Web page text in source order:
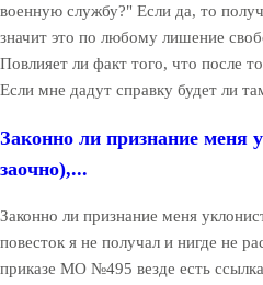
военную службу?" Если да, то
значит это по любому лишение
Повлияет ли факт того, что после
Если мне дадут справку будет ли
Законно ли признание меня
заочно),...
Законно ли признание меня
повесток я не получал и нигде не
приказе МО №495 везде есть